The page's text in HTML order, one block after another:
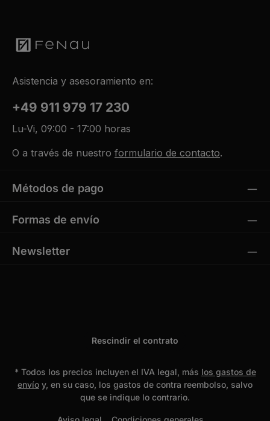
Asistencia y asesoramiento en:
+49 911 979 17 230
Lu-Vi, 09:00 - 17:00 horas
O a través de nuestro formulario de contacto.
Métodos de pago
Formas de envío
Newsletter
Rescindir el contrato
* Todos los precios incluyen el IVA legal, más los gastos de
envío y, en su caso, los gastos de contra reembolso, salvo
que se indique lo contrario.